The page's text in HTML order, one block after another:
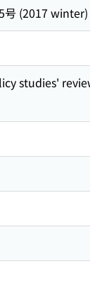
(2017
studies'